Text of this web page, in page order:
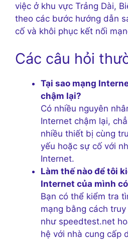
việc ở khu vực Trảng Dài,
theo các bước hướng dẫn
cố và khôi phục kết nối
Các câu hỏi
Tại sao mạng
chậm lại?
Có nhiều nguyên
Internet chậm lại,
nhiều thiết bị cùng
yếu hoặc sự cố với
Internet.
Làm thế nào để tôi
Internet của mình
Bạn có thể kiểm tra
mạng bằng cách
như speedtest.net
hệ với nhà cung cấp